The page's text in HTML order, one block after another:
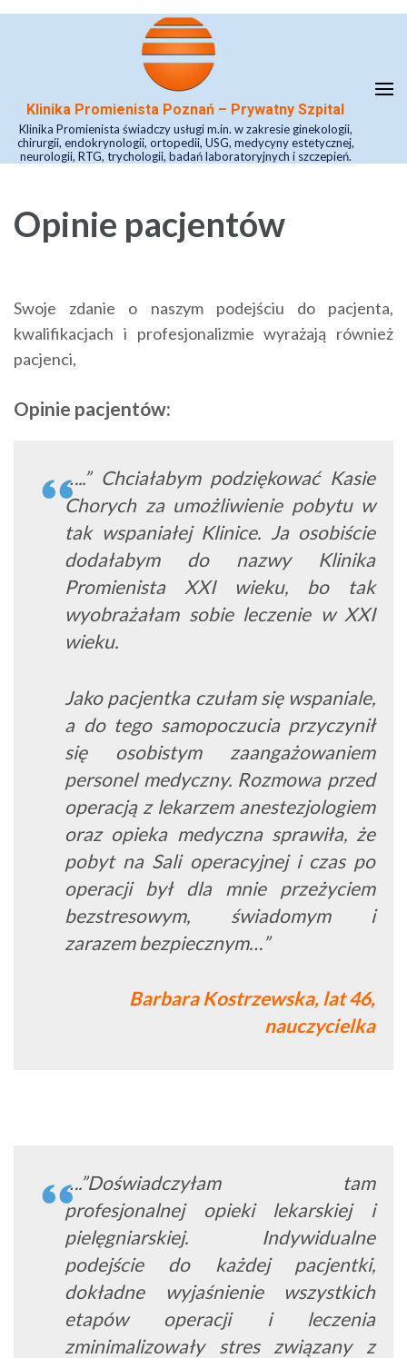
Skip
Enter)Klinika Promienista Poznań – Prywatny Szpital
Klinika Promienista świadczy usługi m.in. w zakresie ginekologii,
chirurgii, endokrynologii, ortopedii, USG, medycyny estetycznej,
neurologii, RTG, trychologii, badań laboratoryjnych i szczepień.
Opinie pacjentów
Swoje zdanie o naszym podejściu do pacjenta,
kwalifikacjach i profesjonalizmie wyrażają również
pacjenci,
Opinie pacjentów:
…..” Chciałabym podziękować Kasie
Chorych za umożliwienie pobytu w
tak wspaniałej Klinice. Ja osobiście
dodałabym do nazwy Klinika
Promienista XXI wieku, bo tak
wyobrażałam sobie leczenie w XXI
wieku.
Jako pacjentka czułam się wspaniale,
a do tego samopoczucia przyczynił
się osobistym zaangażowaniem
personel medyczny. Rozmowa przed
operacją z lekarzem anestezjologiem
oraz opieka medyczna sprawiła, że
pobyt na Sali operacyjnej i czas po
operacji był dla mnie przeżyciem
bezstresowym, świadomym i
zarazem bezpiecznym…”
Barbara Kostrzewska, lat 46,
nauczycielka
….”Doświadczyłam tam
profesjonalnej opieki lekarskiej i
pielęgniarskiej. Indywidualne
podejście do każdej pacjentki,
dokładne wyjaśnienie wszystkich
etapów operacji i leczenia
zminimalizowały stres związany z